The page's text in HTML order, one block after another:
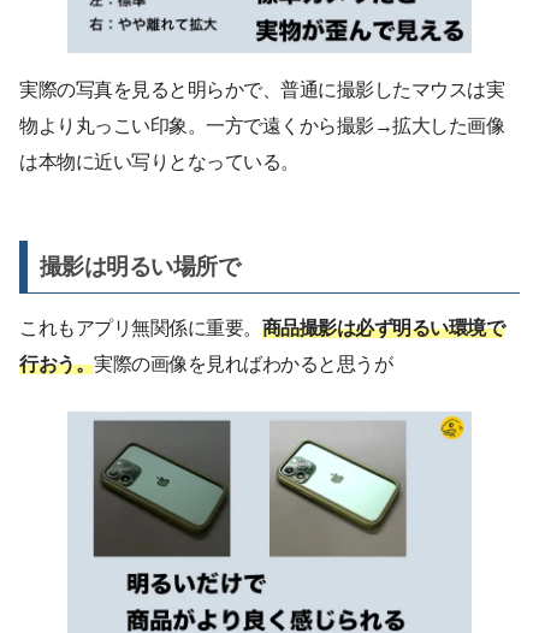
実際の写真を見ると明らかで、普通に撮影したマウスは実
物より丸っこい印象。一方で遠くから撮影→拡大した画像
は本物に近い写りとなっている。
撮影は明るい場所で
これもアプリ無関係に重要。 商品撮影は必ず明るい環境で
行おう。実際の画像を見ればわかると思うが